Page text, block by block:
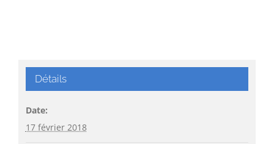
Détails
Date:
17 février 2018